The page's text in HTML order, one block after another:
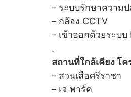
– ระบบรักษาความ
– กล้อง CCTV
– เข้าออกด้วยระบบ
.
สถานที่ใกล้เคียง โ
– สวนเสือศรีราชา
– เจ พาร์ค